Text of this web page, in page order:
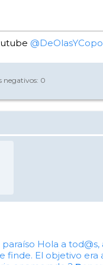
negativos: 0
paraíso Hola a
finde. El objetivo